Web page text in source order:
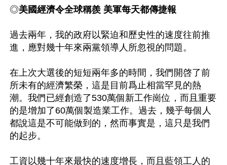
◎美國經濟令全球稱羨 美軍每天都傳捷報
過去兩年，我的政府以緊迫和歷史性的速度往前推
進，應對幾十年來兩黨領導人所忽視的問題。
在上次大選後的短短兩年多的時間，我們開啓了前
所未有的經濟繁榮，這是目前爲止相當罕見的熱
潮。我們已經創造了530萬個新工作崗位，而且重要
的是增加了60萬個製造業工作。過去，幾乎每個人
都說這是不可能做到的，然而事實是，這只是我們
的起步。
工資以幾十年來最快的速度增長，而且藍領工人的